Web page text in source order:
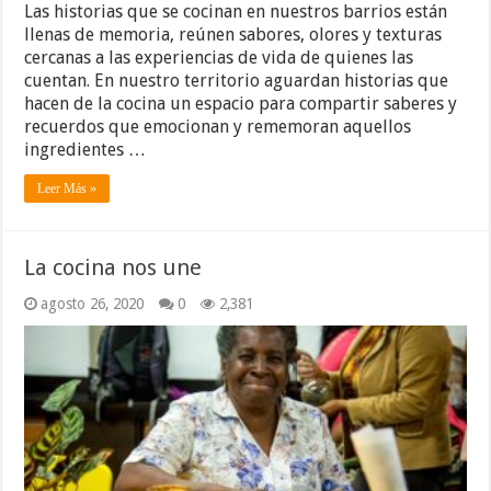
Las historias que se cocinan en nuestros barrios están
llenas de memoria, reúnen sabores, olores y texturas
cercanas a las experiencias de vida de quienes las
cuentan. En nuestro territorio aguardan historias que
hacen de la cocina un espacio para compartir saberes y
recuerdos que emocionan y rememoran aquellos
ingredientes …
Leer Más »
La cocina nos une
agosto 26, 2020 0 2,381